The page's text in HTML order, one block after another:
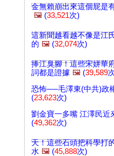
金無賴崩出來這個屁是
🖼️ (33,521次)
這新聞越看越不像是江
的 🖼️ (32,074次)
捧江臭腳！這些宋姘華
詞都是證據 🖼️ (39,589
恐怖──毛澤東(中共)政
(23,623次)
劉金寶一多嘴 江澤民近
(49,362次)
天！這些石頭把科學打
水 🖼️ (45,888次)